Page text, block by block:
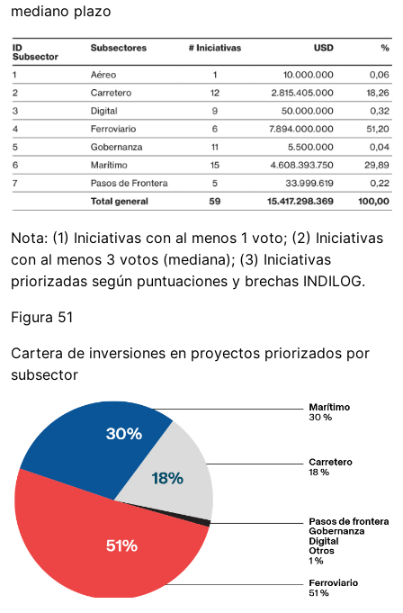
mediano plazo
Nota: (1) Iniciativas con al menos 1 voto; (2) Iniciativas
con al menos 3 votos (mediana); (3) Iniciativas
priorizadas según puntuaciones y brechas INDILOG.
Figura 51
Cartera de inversiones en proyectos priorizados por
subsector